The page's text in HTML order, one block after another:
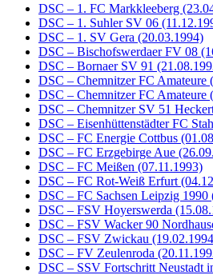
DSC – 1. FC Markkleeberg
DSC – 1. Suhler SV 06
DSC – 1. SV Gera (20.03.1994)
DSC – Bischofswerdaer FV 08
DSC – Bornaer SV 91
DSC – Chemnitzer FC Amateure
DSC – Chemnitzer FC Amateure
DSC – Chemnitzer SV 51
DSC – Eisenhüttenstädter FC
DSC – FC Energie Cottbus
DSC – FC Erzgebirge Aue
DSC – FC Meißen (07.11.1993)
DSC – FC Rot-Weiß Erfurt
DSC – FC Sachsen Leipzig 1990
DSC – FSV Hoyerswerda
DSC – FSV Wacker 90
DSC – FSV Zwickau
DSC – FV Zeulenroda
DSC – SSV Fortschritt Neustadt